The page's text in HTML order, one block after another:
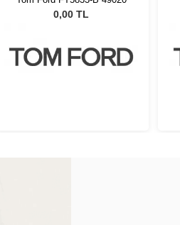
0,00 TL